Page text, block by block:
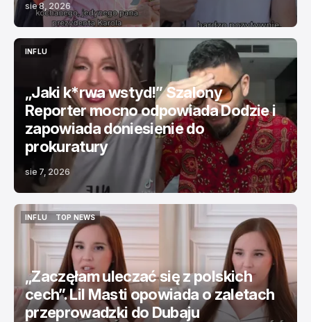
sie 8, 2026
INFLU
„Jaki k*rwa wstyd!” Szalony
Reporter mocno odpowiada Dodzie i
zapowiada doniesienie do
prokuratury
sie 7, 2026
INFLU
INFLU
TOP NEWS
TOP NEWS
„Zaczęłam uleczać się z polskich
cech”. Lil Masti opowiada o zaletach
przeprowadzki do Dubaju